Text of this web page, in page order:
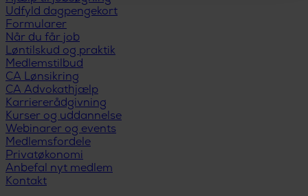
Udfyld dagpengekort
Formularer
Når du får job
Løntilskud og praktik
Medlemstilbud
CA Lønsikring
CA Advokathjælp
Karriererådgivning
Kurser og uddannelse
Webinarer og events
Medlemsfordele
Privatøkonomi
Anbefal nyt medlem
Kontakt